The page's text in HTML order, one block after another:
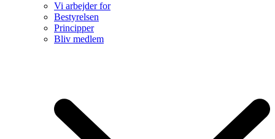
Vi arbejder for
Bestyrelsen
Principper
Bliv medlem